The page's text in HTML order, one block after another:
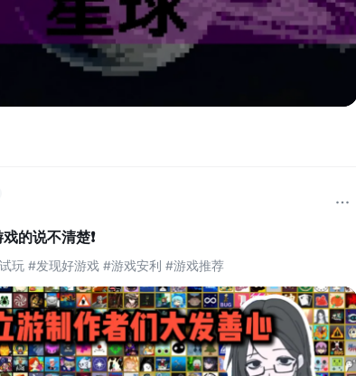
的说不清楚❗
玩 #发现好游戏 #游戏安利 #游戏推荐